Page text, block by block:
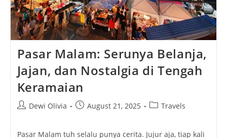
Pasar Malam: Serunya Belanja,
Jajan, dan Nostalgia di Tengah
Keramaian
PostDewi Olivia
PostAugust 21, 2025
PostTravels
Pasar Malam tuh selalu punya cerita. Jujur aja, tiap kali